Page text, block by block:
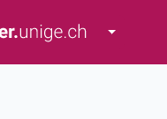
Toggle